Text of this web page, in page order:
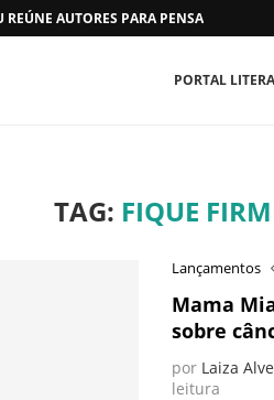
REÚNE AUTORES PARA PENSAR O
PORTAL
TAG: FIQUE
Lançamentos
Mama
sobre
por Laiza
leitura